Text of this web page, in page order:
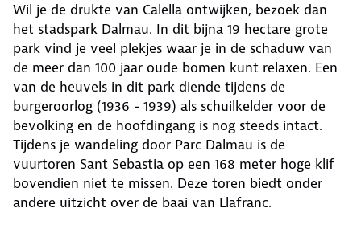
Wil je de drukte van Calella ontwijken, bezoek dan
het stadspark Dalmau. In dit bijna 19 hectare grote
park vind je veel plekjes waar je in de schaduw van
de meer dan 100 jaar oude bomen kunt relaxen. Een
van de heuvels in dit park diende tijdens de
burgeroorlog (1936 - 1939) als schuilkelder voor de
bevolking en de hoofdingang is nog steeds intact.
Tijdens je wandeling door Parc Dalmau is de
vuurtoren Sant Sebastia op een 168 meter hoge klif
bovendien niet te missen. Deze toren biedt onder
andere uitzicht over de baai van Llafranc.